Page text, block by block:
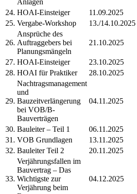
24. HOAI-Einsteiger 11.09.2025
25. Vergabe-Workshop 13./14.10.2025
26.
Ansprüche des
Auftraggebers bei
Planungsmängeln
21.10.2025
27. HOAI-Einsteiger 23.10.2025
28. HOAI für Praktiker 28.10.2025
29.
Nachtragsmanagement
und
Bauzeitverlängerung
bei VOB/B-
Bauverträgen
04.11.2025
30. Bauleiter – Teil 1 06.11.2025
31. VOB Grundlagen 13.11.2025
32. Bauleiter Teil 2 20.11.2025
33.
Verjährungsfallen im
Bauvertrag – Das
Wichtigste zur
Verjährung beim
04.12.2025